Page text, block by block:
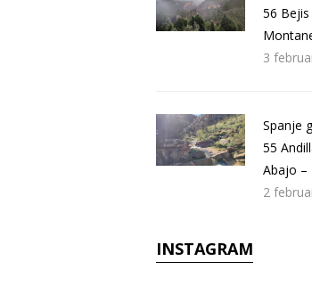
56 Bejis
3
Spanje
55
Abajo –
2
INSTAGRAM